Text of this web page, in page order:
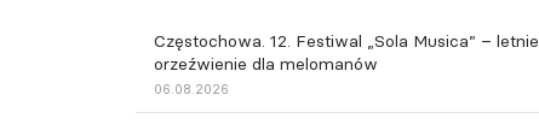
Częstochowa. 12. Festiwal „Sola Musica” – letnie
orzeźwienie dla melomanów
06.08.2026